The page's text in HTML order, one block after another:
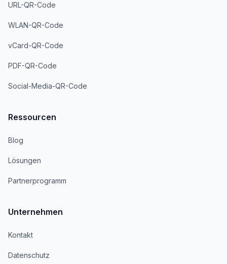
URL-QR-Code
WLAN-QR-Code
vCard-QR-Code
PDF-QR-Code
Social-Media-QR-Code
Ressourcen
Blog
Lösungen
Partnerprogramm
Unternehmen
Kontakt
Datenschutz